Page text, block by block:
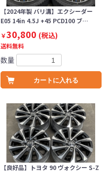
【2024年製 バリ溝】エクシーダー
E05 14in 4.5J +45 PCD100 ブ…
￥30,800 (税込)
送料無料
数量
カートに入れる
【良好品】トヨタ 90 ヴォクシー S-Z